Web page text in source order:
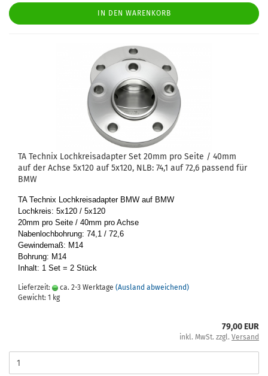
IN DEN WARENKORB
TA Tech­nix Loch­kreis­ad­ap­ter Set 20mm pro Seite / 40mm
auf der Achse 5x120 auf 5x120, NLB: 74,1 auf 72,6 pas­send für
BMW
TA Tech­nix Loch­kreis­ad­ap­ter BMW auf BMW
Loch­kreis: 5x120 / 5x120
20mm pro Seite / 40mm pro Achse
Na­ben­loch­boh­rung: 74,1 / 72,6
Ge­win­de­maß: M14
Boh­rung: M14
In­halt: 1 Set = 2 Stück
Lieferzeit: ca. 2-3 Werktage (Ausland abweichend)
Gewicht: 1 kg
79,00 EUR
inkl. MwSt. zzgl. Versand